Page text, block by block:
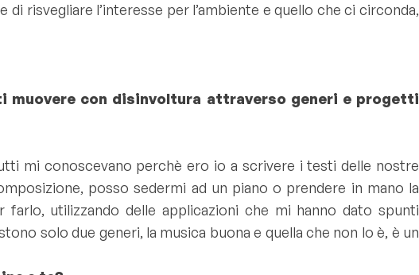
risvegliare l’interesse per l’ambiente e quello che ci circonda,
muovere con disinvoltura attraverso generi e progetti
mi conoscevano perchè ero io a scrivere i testi delle nostre
posso sedermi ad un piano o prendere in mano la
utilizzando delle applicazioni che mi hanno dato spunti
solo due generi, la musica buona e quella che non lo è, è un